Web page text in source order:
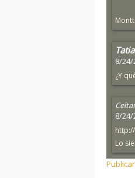
8/24/
¿Y
8/24/
Lo